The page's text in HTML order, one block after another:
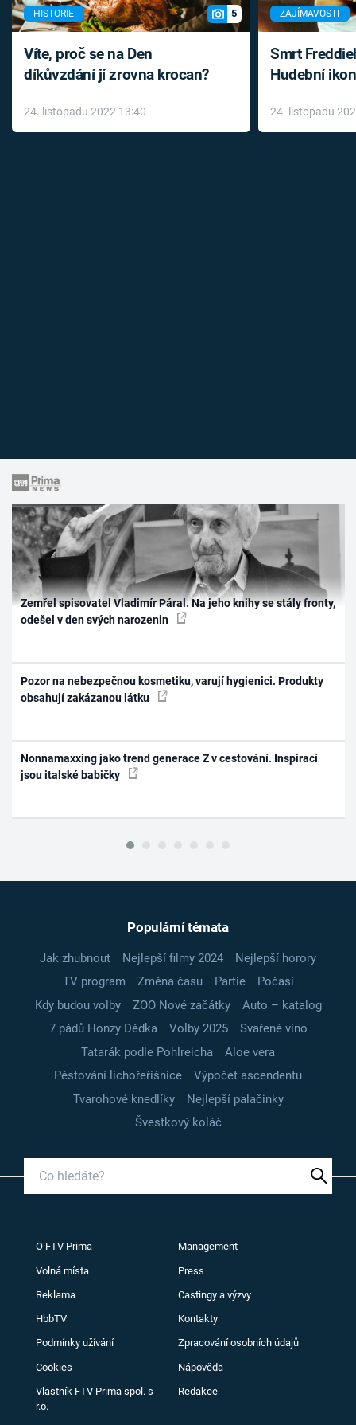
HISTORIE 5
Víte, proč se na Den
díkůvzdání jí zrovna krocan?
24. listopadu 2022 13:40
ZAJÍMAVOSTI
Smrt
Hudební
léky
24. listopadu
Zemřel spisovatel Vladimír Páral. Na jeho knihy se stály fronty,
odešel v den svých narozenin
Pozor na nebezpečnou kosmetiku, varují hygienici. Produkty
obsahují zakázanou látku
Nonnamaxxing jako trend generace Z v cestování. Inspirací
jsou italské babičky
Populární témata
Jak zhubnout Nejlepší filmy 2024
Nejlepší horory
TV program
Změna času Partie
Počasí
Kdy budou volby
ZOO Nové začátky
Auto – katalog
7 pádů Honzy Dědka
Volby 2025
Svařené víno
Tatarák podle Pohlreicha
Aloe vera
Pěstování lichořeřišnice
Výpočet ascendentu
Tvarohové knedlíky
Nejlepší palačinky
Švestkový koláč
O FTV Prima Management
Volná místa Press
Reklama Castingy a výzvy
HbbTV Kontakty
Podmínky užívání Zpracování osobních údajů
Cookies Nápověda
Vlastník FTV Prima spol. s
r.o.
Redakce